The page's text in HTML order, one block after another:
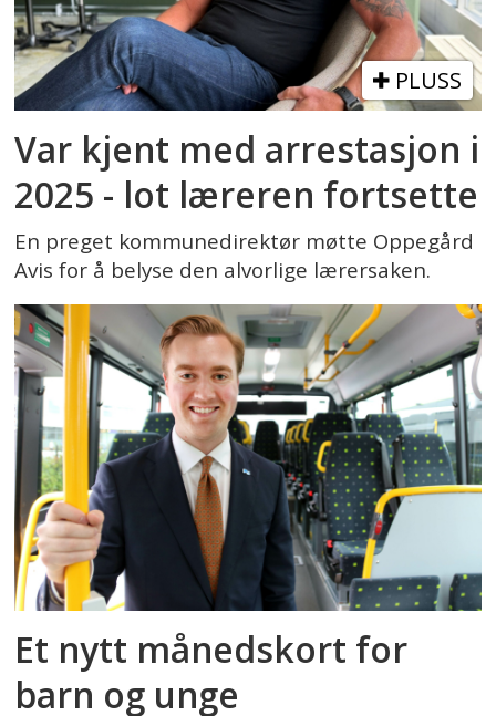
PLUSS
Var kjent med arrestasjon i
2025 - lot læreren fortsette
En preget kommunedirektør møtte Oppegård
Avis for å belyse den alvorlige lærersaken.
Et nytt månedskort for
barn og unge